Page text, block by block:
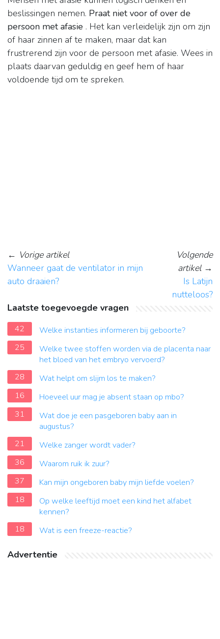
beslissingen nemen. Praat niet voor of over de
persoon met afasie . Het kan verleidelijk zijn om zijn
of haar zinnen af ​​te maken, maar dat kan
frustrerend zijn voor de persoon met afasie. Wees in
plaats daarvan geduldig en geef hem of haar
voldoende tijd om te spreken.
← Vorige artikel
Wanneer gaat de ventilator in mijn
auto draaien?
Volgende
artikel→
Is Latijn
nutteloos?
Laatste toegevoegde vragen
42
Welke instanties informeren bij geboorte?
25
Welke twee stoffen worden via de placenta naar
het bloed van het embryo vervoerd?
28
Wat helpt om slijm los te maken?
16
Hoeveel uur mag je absent staan op mbo?
31
Wat doe je een pasgeboren baby aan in
augustus?
21
Welke zanger wordt vader?
36
Waarom ruik ik zuur?
37
Kan mijn ongeboren baby mijn liefde voelen?
18
Op welke leeftijd moet een kind het alfabet
kennen?
18
Wat is een freeze-reactie?
Advertentie